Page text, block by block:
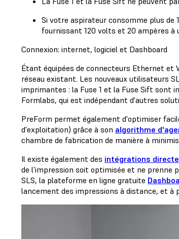
Si votre aspirateur consomme plus
fournissant 120 volts et 20 ampères à
Connexion: internet, logiciel et Dashboard
Étant équipées de connecteurs Ethernet et
réseau existant. Les nouveaux utilisateurs
imprimantes : la Fuse 1 et la Fuse Sift sont
Formlabs, qui est indépendant d'autres
PreForm permet également d'optimiser
d'exploitation) grâce à son algorithme
chambre de fabrication de manière à
Il existe également des intégrations
de l'impression soit optimisée et ne prenne
SLS, la plateforme en ligne gratuite
lancement des impressions à distance, et à